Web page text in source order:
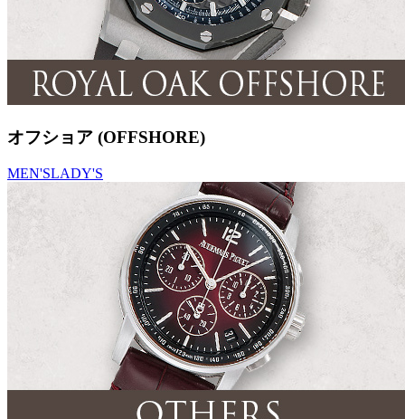
オフショア (OFFSHORE)
MEN'SLADY'S